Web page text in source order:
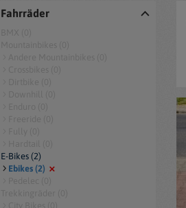
Fahrräder
E-Bikes (2)
Ebikes (2)